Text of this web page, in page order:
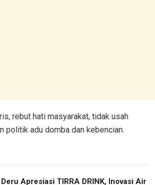
rebut hati masyarakat, tidak usah
politik adu domba dan kebencian.
Apresiasi TIRRA DRINK, Inovasi Air